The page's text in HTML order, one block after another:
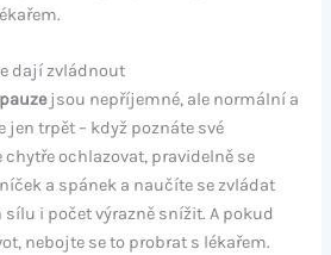
dají zvládnout
jsou nepříjemné, ale normální a
jen trpět – když poznáte své
chytře ochlazovat, pravidelně se
a spánek a naučíte se zvládat
i počet výrazně snížit. A pokud
nebojte se to probrat s lékařem.